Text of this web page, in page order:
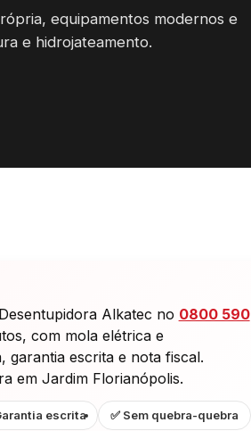
equipamentos modernos e
e hidrojateamento.
Alkatec no 0800 590
com mola elétrica e
garantia escrita e nota fiscal.
em Jardim Florianópolis.
escrita ✅ Sem quebra-quebra